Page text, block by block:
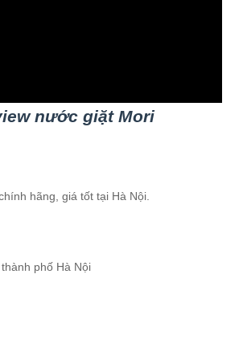
nước giặt Mori
hãng, giá tốt tại Hà Nội.
phố Hà Nội